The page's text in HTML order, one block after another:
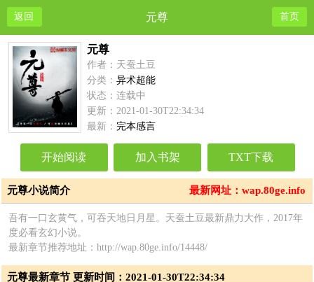
返回 元尊 首页
元尊
作者：天蚕土豆
分类：异术超能
状态：连载中
更新：2021-01-30T22:34:34
最新： 完本感言
开始阅读 加入书架 TXT下载
最新网址：wap.80ge.info
元尊小说简介
吾有一口玄黄气，可吞天地日月星。天蚕土豆最新鼎力大作，2017年
度必看玄幻小说。
最新章节推荐地址：http://wap.80ge.info/14448/
元尊最新章节 更新时间：2021-01-30T22:34:34